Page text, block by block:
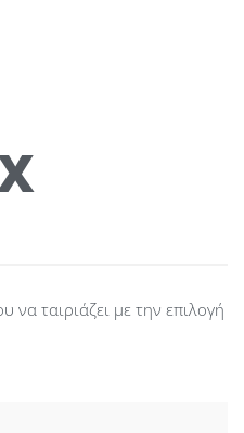
να ταιριάζει με την επιλογή